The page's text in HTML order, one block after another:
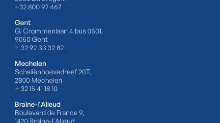
+32 800 97 467
Gent
G. Crommenlaan 4 bus 0501,
9050 Gent
+ 32 92 33 32 82
Mechelen
Schaliënhoevedreef 20T,
2800 Mechelen
+ 32 15 41 18 10
Braine-l'Alleud
Boulevard de France 9,
1420 Braine-l'Alleud